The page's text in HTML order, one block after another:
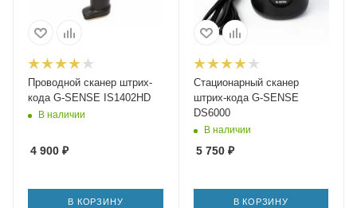
Проводной cканер штрих-
кода G-SENSE IS1402HD
В наличии
4 900 ₽
В КОРЗИНУ
Стационарный сканер
штрих-кода G-SENSE
DS6000
В наличии
5 750₽
В КОРЗИНУ